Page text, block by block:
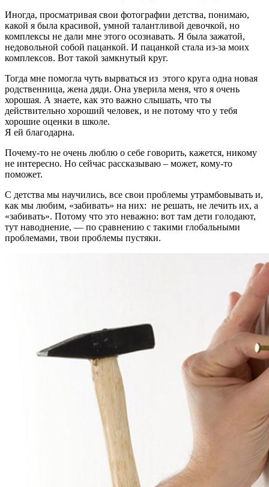
Иногда, просматривая свои фотографии детства, понимаю,
какой я была красивой, умной талантливой девочкой, но
комплексы не дали мне этого осознавать. Я была зажатой,
недовольной собой пацанкой. И пацанкой стала из-за моих
комплексов. Вот такой замкнутый круг.
Тогда мне помогла чуть вырваться из этого круга одна новая
родственница, жена дяди. Она уверила меня, что я очень
хорошая. А знаете, как это важно слышать, что ты
действительно хороший человек, и не потому что у тебя
хорошие оценки в школе.
Я ей благодарна.
Почему-то не очень люблю о себе говорить, кажется, никому
не интересно. Но сейчас рассказываю – может, кому-то
поможет.
С детства мы научились, все свои проблемы утрамбовывать и,
как мы любим, «забивать» на них: не решать, не лечить их, а
«забивать». Потому что это неважно: вот там дети голодают,
тут наводнение, — по сравнению с такими глобальными
проблемами, твои проблемы пустяки.